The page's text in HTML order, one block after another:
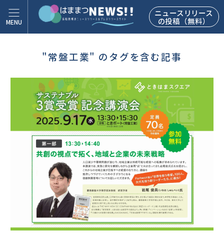
ニュースリリース
の投稿（無料）
"常盤工業" のタグを含む記事